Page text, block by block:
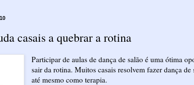
casais a quebrar a rotina
Participar de aulas de dança de salão é uma ótima
sair da rotina. Muitos casais resolvem fazer dança
até mesmo como terapia.